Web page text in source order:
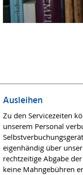
Ausleihen
Zu den Servicezeiten
unserem Personal
eigenhändig über
rechtzeitige Abgabe
keine Mahngebühren